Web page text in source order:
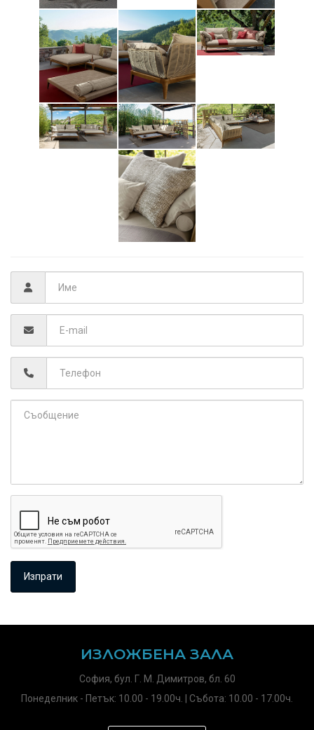
ИЗЛОЖБЕНА ЗАЛА
София, бул. Г. М. Димитров, бл. 60
Понеделник - Петък: 10.00 - 19.00ч. | Събота: 10.00 - 17.00ч.